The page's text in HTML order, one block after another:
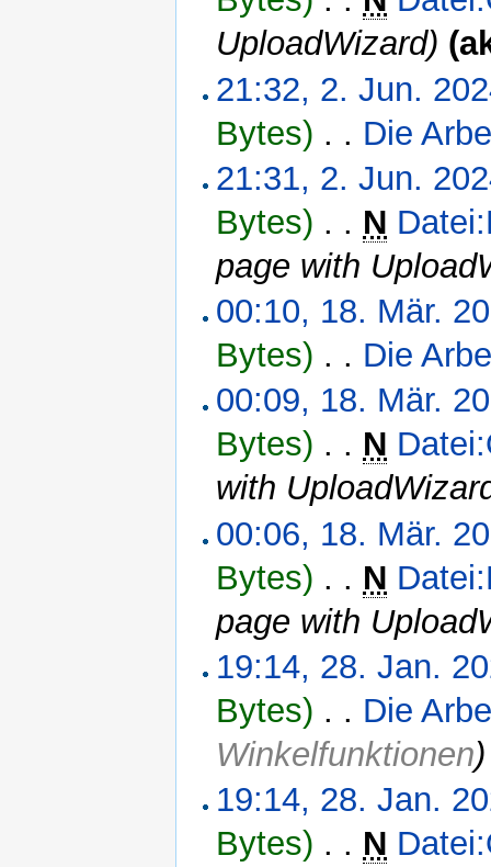
UploadWizard)
21:32, 2. Jun.
Bytes) . . Die
21:31, 2. Jun.
Bytes) . . N
page with
00:10, 18. Mär.
Bytes) . . Die
00:09, 18. Mär.
Bytes) . . N
with
00:06, 18. Mär.
Bytes) . . N
page with
19:14, 28. Jan.
Bytes) . . Die
Winkelfunktionen)
19:14, 28. Jan.
Bytes) . . N